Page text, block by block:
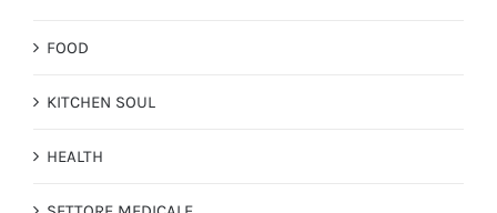
FOOD
KITCHEN SOUL
HEALTH